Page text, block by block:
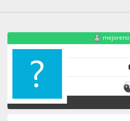
mejoreno